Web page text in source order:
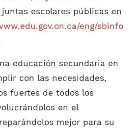
escolares públicas en
eng/sbinfo
educación secundaria en
con las necesidades,
fuertes de todos los
en el
mejor para su